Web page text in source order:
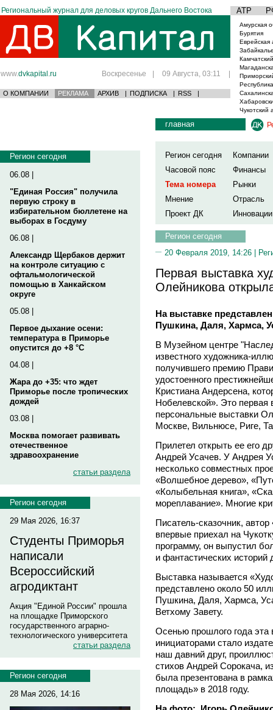
Региональный журнал для деловых кругов Дальнего Востока АТР
www.dvkapital.ru Воскресенье | 09 Августа, 03:11 |
О КОМПАНИИ РЕКЛАМА АРХИВ | ПОДПИСКА | RSS |
Амурская
Бурятия
Еврейская
Чукотский
Регион сегодня
06.08 |
"Единая Россия" получила
первую строку в
избирательном бюллетене на
выборах в Госдуму
06.08 |
Александр Щербаков держит
на контроле ситуацию с
офтальмологической
помощью в Ханкайском
округе
05.08 |
Первое дыхание осени:
температура в Приморье
опустится до +8 °C
04.08 |
Жара до +35: что ждет
Приморье после тропических
дождей
03.08 |
Москва помогает развивать
отечественное
здравоохранение
статьи раздела
Регион сегодня
29 Мая 2026, 16:37
Студенты Приморья
написали
Всероссийский
агродиктант
Акция "Единой России" прошла
на площадке Приморского
государственного аграрно-
технологического университета
статьи раздела
Регион сегодня
28 Мая 2026, 14:16
главная
Регион сегодня
Компании
Часовой пояс
Финансы
Тема номера
Рынки
Мнение
Отрасль
Проект ДК
Инновации
Регион сегодня
20 Февраля 2019, 14:26 |
Первая выставка
Олейникова
На выставке
Пушкина, Даля, Хармса,
В Музейном центре
известного художника-
получившего премию
удостоенного
Кристиана Андерсена,
Нобелевской». Это первая
персональные выставки
Москве, Вильнюсе, Риге,
Прилетел открыть ее его
Андрей Усачев. У Андрея
несколько совместных
«Волшебное дерево»,
«Колыбельная книга»,
мореплавание». Многие
Писатель-сказочник,
впервые приехал на
программу, он выпустил
и фантастических историй
Выставка называется
представлено около 50
Пушкина, Даля, Хармса,
Ветхому Завету.
Осенью прошлого года
инициаторами стало
наш давний друг,
стихов Андрей Сорокача,
была презентована в
площадь» в 2018 году.